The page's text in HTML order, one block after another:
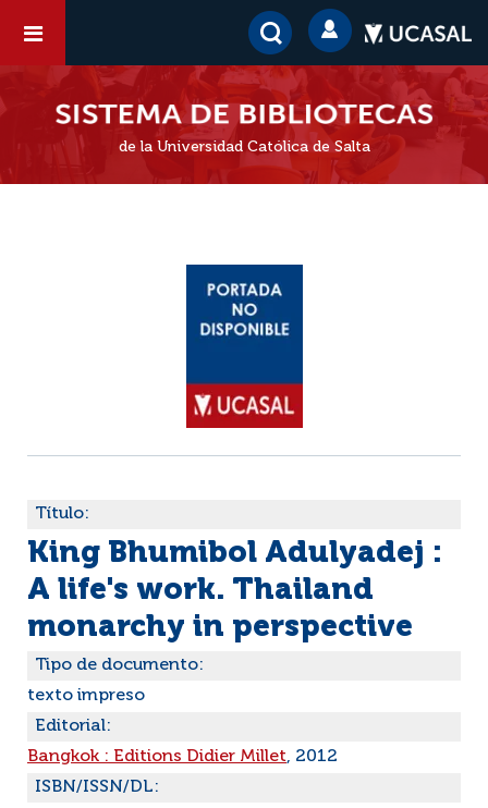
de la Universidad Católica de Salta
Título:
King Bhumibol Adulyadej :
A life's work. Thailand
monarchy in perspective
Tipo de documento:
texto impreso
Editorial:
Bangkok : Editions Didier Millet, 2012
ISBN/ISSN/DL: